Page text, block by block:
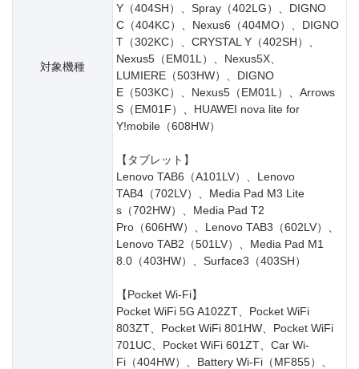
対象機種
Y（404SH）、Spray（402LG）、DIGNO
C（404KC）、Nexus6（404MO）、DIGNO
T（302KC）、CRYSTAL Y（402SH）、
Nexus5（EM01L）、Nexus5X、
LUMIERE（503HW）、DIGNO
E（503KC）、Nexus5（EM01L）、Arrows
S（EM01F）、HUAWEI nova lite for
Y!mobile（608HW）
【タブレット】
Lenovo TAB6（A101LV）、Lenovo
TAB4（702LV）、Media Pad M3 Lite
s（702HW）、Media Pad T2
Pro（606HW）、Lenovo TAB3（602LV）、
Lenovo TAB2（501LV）、Media Pad M1
8.0（403HW）、Surface3（403SH）
【Pocket Wi-Fi】
Pocket WiFi 5G A102ZT、Pocket WiFi
803ZT、Pocket WiFi 801HW、Pocket WiFi
701UC、Pocket WiFi 601ZT、Car Wi-
Fi（404HW）、Battery Wi-Fi（MF855）、